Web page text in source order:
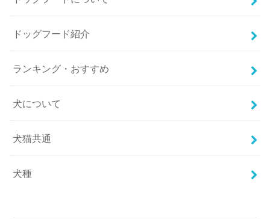
ドッグフード紹介
ランキング・おすすめ
犬について
犬猫共通
犬種